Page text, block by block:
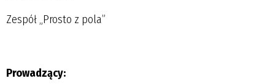
Zespół „Prosto z pola”
Prowadzący: